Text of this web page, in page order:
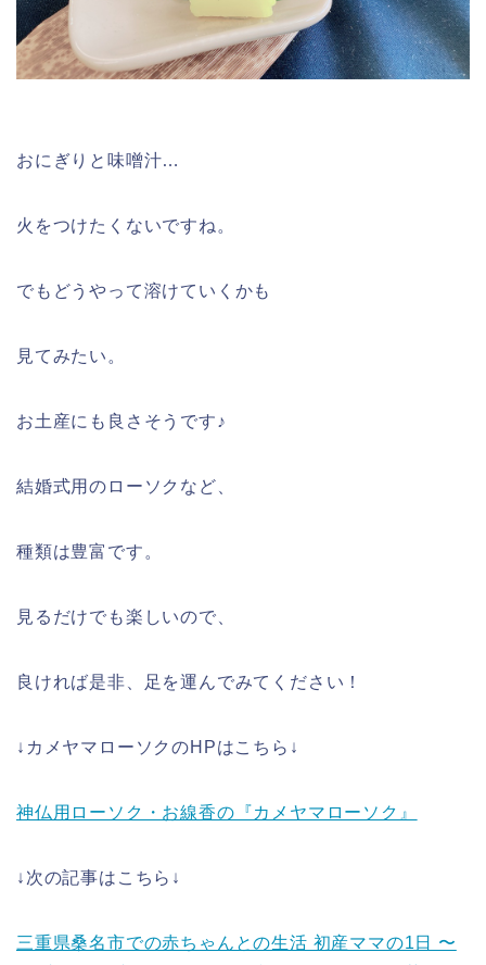
おにぎりと味噌汁…
火をつけたくないですね。
でもどうやって溶けていくかも
見てみたい。
お土産にも良さそうです♪
結婚式用のローソクなど、
種類は豊富です。
見るだけでも楽しいので、
良ければ是非、足を運んでみてください！
↓カメヤマローソクのHPはこちら↓
神仏用ローソク・お線香の『カメヤマローソク』
↓次の記事はこちら↓
三重県桑名市での赤ちゃんとの生活 初産ママの1日 〜